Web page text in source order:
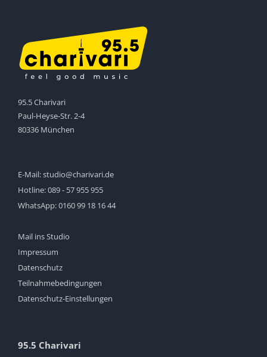
95.5 Charivari
Paul-Heyse-Str. 2-4
80336 München
E-Mail:studio@charivari.de
Hotline:089 - 57 955 955
WhatsApp:0160 99 18 16 44
Mail ins Studio
Impressum
Datenschutz
Teilnahmebedingungen
Datenschutz-Einstellungen
95.5 Charivari